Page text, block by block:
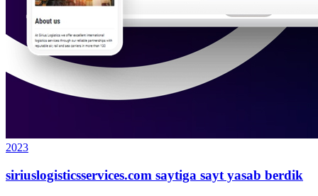
2023
siriuslogisticsservices.com saytiga sayt yasab berdik